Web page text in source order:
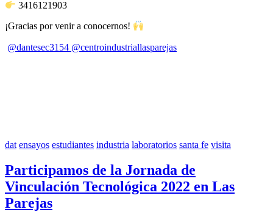
3416121903
¡Gracias por venir a conocernos!
@dantesec3154 @centroindustriallasparejas
dat ensayos estudiantes industria laboratorios santa fe visita
Participamos de la Jornada de
Vinculación Tecnológica 2022 en Las
Parejas